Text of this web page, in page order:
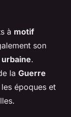
à motif
son
.
la Guerre
époques et